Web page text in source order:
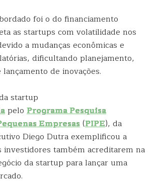
foi o do financiamento
as startups com volatilidade nos
a mudanças econômicas e
dificultando planejamento,
de inovações.
startup
pelo Programa Pesquisa
Empresas(PIPE), da
Diego Dutra exemplificou a
investidores também acreditarem na
da startup para lançar uma